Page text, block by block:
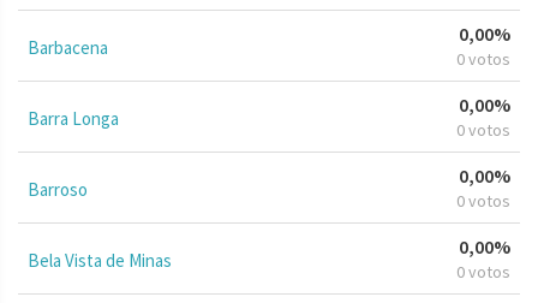
Barbacena
0,00%
0 votos
Barra Longa
0,00%
0 votos
Barroso
0,00%
0 votos
Bela Vista de Minas
0,00%
0 votos